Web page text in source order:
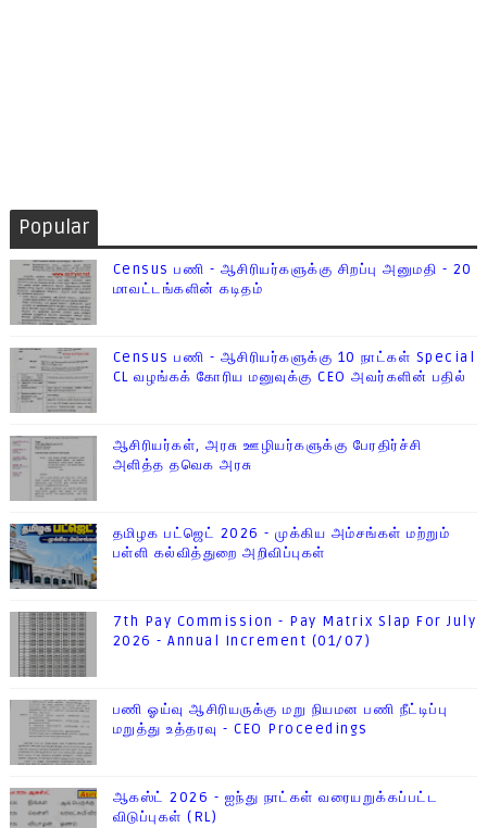
Popular
Census பணி - ஆசிரியர்களுக்கு சிறப்பு அனுமதி - 20
மாவட்டங்களின் கடிதம்
Census பணி - ஆசிரியர்களுக்கு 10 நாட்கள் Special
CL வழங்கக் கோரிய மனுவுக்கு CEO அவர்களின் பதில்
ஆசிரியர்கள், அரசு ஊழியர்களுக்கு பேரதிர்ச்சி
அளித்த தவெக அரசு
தமிழக பட்ஜெட் 2026 - முக்கிய அம்சங்கள் மற்றும்
பள்ளி கல்வித்துறை அறிவிப்புகள்
7th Pay Commission - Pay Matrix Slap For July
2026 - Annual Increment (01/07)
பணி ஓய்வு ஆசிரியருக்கு மறு நியமன பணி நீட்டிப்பு
மறுத்து உத்தரவு - CEO Proceedings
ஆகஸ்ட் 2026 - ஐந்து நாட்கள் வரையறுக்கப்பட்ட
விடுப்புகள் (RL)